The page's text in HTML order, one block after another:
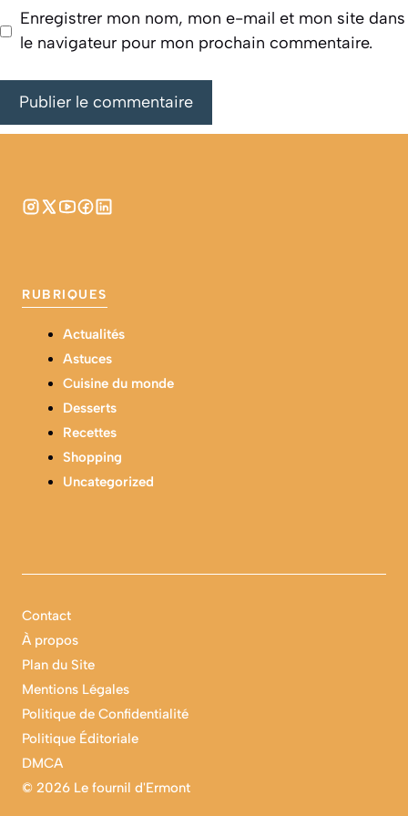
Enregistrer mon nom, mon e-mail et mon site dans
le navigateur pour mon prochain commentaire.
RUBRIQUES
Actualités
Astuces
Cuisine du monde
Desserts
Recettes
Shopping
Uncategorized
© 2026 Le fournil d'Ermont
Contact
À propos
Plan du Site
Mentions Légales
Politique de Confidentialité
Politique Éditoriale
DMCA